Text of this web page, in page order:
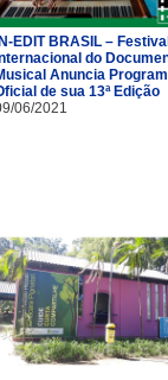
EDIT BRASIL –
do
Anuncia
de sua 13ª Edição
06/2021